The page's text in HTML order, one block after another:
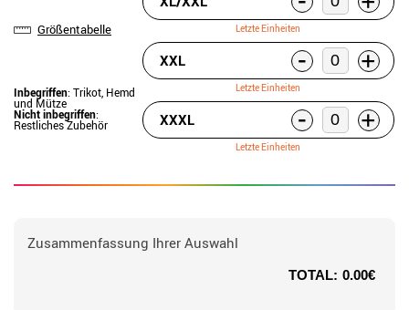
Größentabelle
Inbegriffen: Trikot, Hemd
und Mütze
Nicht inbegriffen:
Restliches Zubehör
Letzte Einheiten
XXL - +
Letzte Einheiten
XXXL - +
Letzte Einheiten
Zusammenfassung Ihrer Auswahl
TOTAL: 0.00€